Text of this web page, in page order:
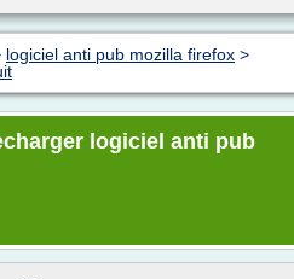
logiciel anti pub mozilla firefox >
logiciel anti pub